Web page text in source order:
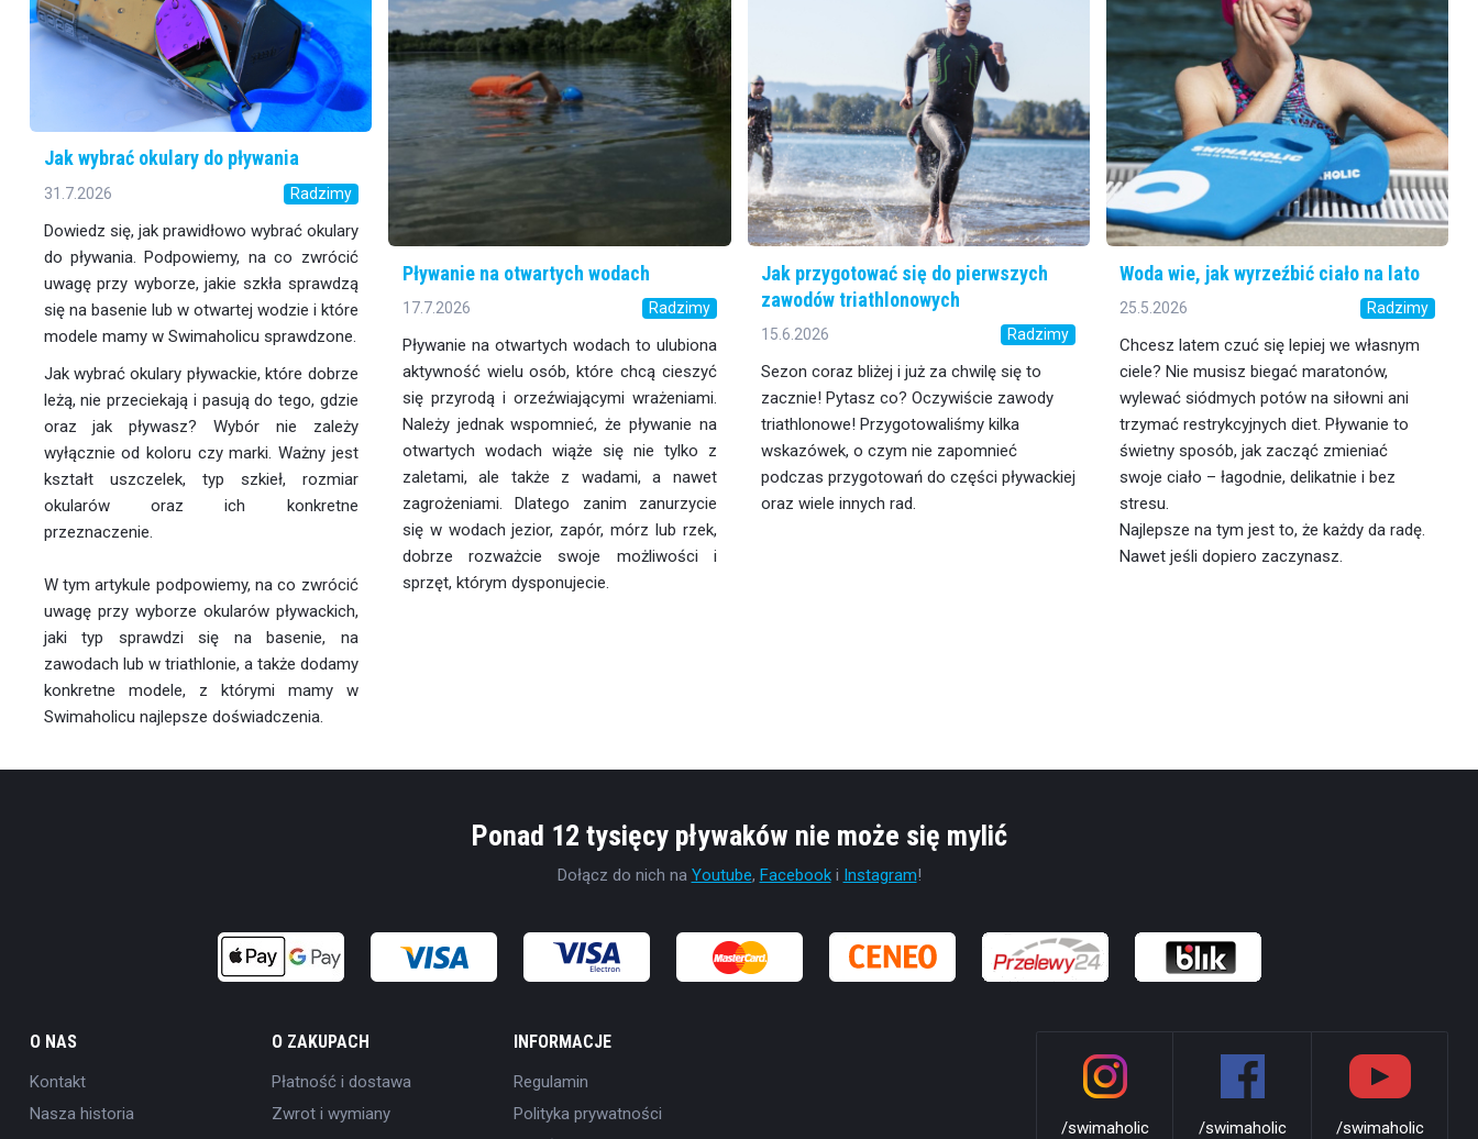
Jak wybrać okulary do pływania
31.7.2026 Radzimy
Dowiedz się, jak prawidłowo wybrać okulary
do pływania. Podpowiemy, na co zwrócić
uwagę przy wyborze, jakie szkła sprawdzą
się na basenie lub w otwartej wodzie i które
modele mamy w Swimaholicu sprawdzone.
Jak wybrać okulary pływackie, które dobrze
leżą, nie przeciekają i pasują do tego, gdzie
oraz jak pływasz? Wybór nie zależy
wyłącznie od koloru czy marki. Ważny jest
kształt uszczelek, typ szkieł, rozmiar
okularów oraz ich konkretne
przeznaczenie.
W tym artykule podpowiemy, na co zwrócić
uwagę przy wyborze okularów pływackich,
jaki typ sprawdzi się na basenie, na
zawodach lub w triathlonie, a także dodamy
konkretne modele, z którymi mamy w
Swimaholicu najlepsze doświadczenia.
Pływanie na otwartych wodach
17.7.2026 Radzimy
Pływanie na otwartych wodach to ulubiona
aktywność wielu osób, które chcą cieszyć
się przyrodą i orzeźwiającymi wrażeniami.
Należy jednak wspomnieć, że pływanie na
otwartych wodach wiąże się nie tylko z
zaletami, ale także z wadami, a nawet
zagrożeniami. Dlatego zanim zanurzycie
się w wodach jezior, zapór, mórz lub rzek,
dobrze rozważcie swoje możliwości i
sprzęt, którym dysponujecie.
Jak przygotować się do pierwszych
zawodów triathlonowych
15.6.2026 Radzimy
Sezon coraz bliżej i już za chwilę się to
zacznie! Pytasz co? Oczywiście zawody
triathlonowe! Przygotowaliśmy kilka
wskazówek, o czym nie zapomnieć
podczas przygotowań do części pływackiej
oraz wiele innych rad.
Woda wie, jak wyrzeźbić ciało na lato
25.5.2026 Radzimy
Chcesz latem czuć się lepiej we własnym
ciele? Nie musisz biegać maratonów,
wylewać siódmych potów na siłowni ani
trzymać restrykcyjnych diet. Pływanie to
świetny sposób, jak zacząć zmieniać
swoje ciało – łagodnie, delikatnie i bez
stresu.
Najlepsze na tym jest to, że każdy da radę.
Nawet jeśli dopiero zaczynasz.
Ponad 12 tysięcy pływaków nie może się mylić
Dołącz do nich na Youtube, Facebooki Instagram!
O NAS
Kontakt
Nasza historia
O ZAKUPACH
Płatność i dostawa
Zwrot i wymiany
INFORMACJE
Regulamin
Polityka prywatności
/swimaholic /swimaholic /swimaholic